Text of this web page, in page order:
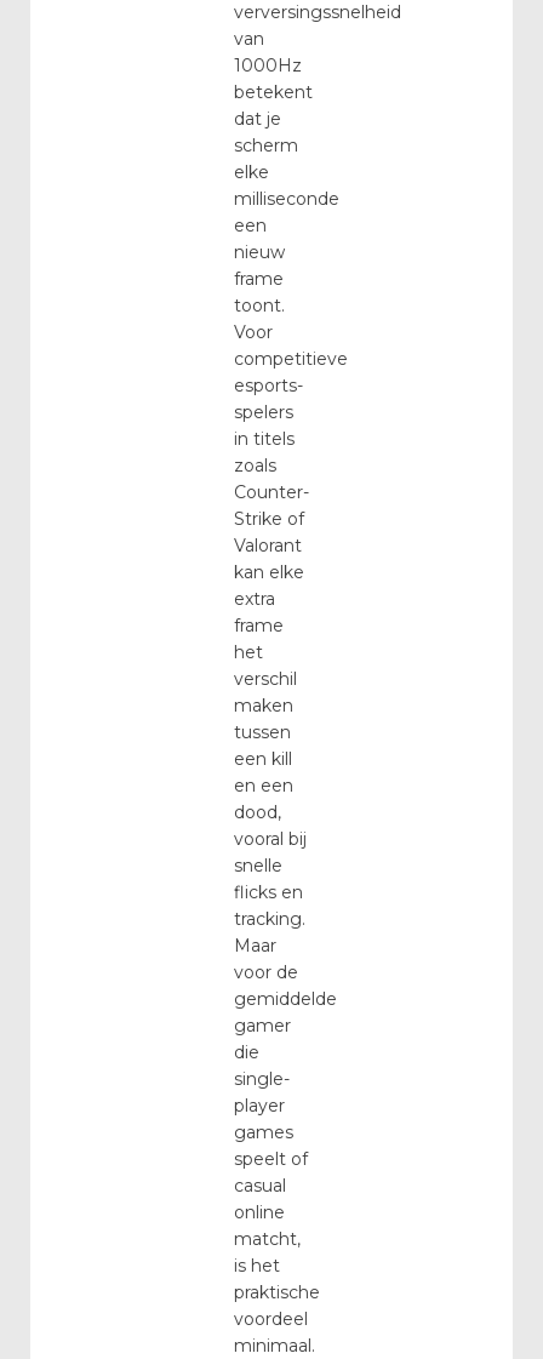
verversingssnelheid
van
1000Hz
betekent
dat je
scherm
elke
milliseconde
een
nieuw
frame
toont.
Voor
competitieve
esports-
spelers
in titels
zoals
Counter-
Strike of
Valorant
kan elke
extra
frame
het
verschil
maken
tussen
een kill
en een
dood,
vooral bij
snelle
flicks en
tracking.
Maar
voor de
gemiddelde
gamer
die
single-
player
games
speelt of
casual
online
matcht,
is het
praktische
voordeel
minimaal.